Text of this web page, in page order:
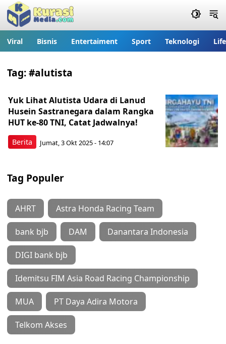
Viral Bisnis Entertaiment Sport Teknologi
Tag:#alutista
Berita
Yuk Lihat Alutista Udara di Lanud
Husein Sastranegara dalam Rangka
HUT ke-80 TNI, Catat Jadwalnya!
Jumat, 3 Okt 2025 - 14:07
Tag Populer
AHRT Astra Honda Racing Team
bank bjb DAM Danantara Indonesia
DIGI bank bjb
Idemitsu FIM Asia Road Racing Championship
MUA PT Daya Adira Motora
Telkom Akses